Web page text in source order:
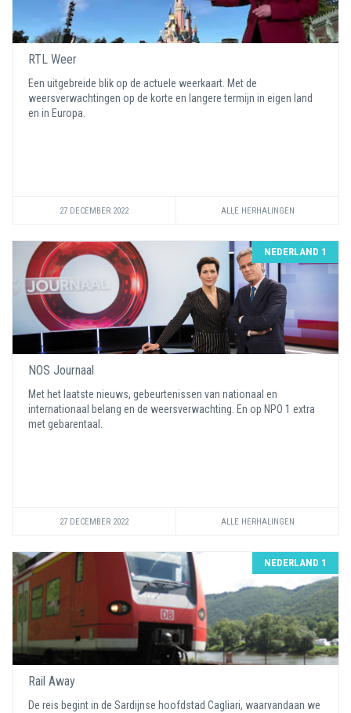
RTL Weer
Een uitgebreide blik op de actuele weerkaart. Met de
weersverwachtingen op de korte en langere termijn in eigen land
en in Europa.
27 DECEMBER 2022 ALLE HERHALINGEN
NEDERLAND 1
NOS Journaal
Met het laatste nieuws, gebeurtenissen van nationaal en
internationaal belang en de weersverwachting. En op NPO 1 extra
met gebarentaal.
27 DECEMBER 2022 ALLE HERHALINGEN
NEDERLAND 1
Rail Away
De reis begint in de Sardijnse hoofdstad Cagliari, waarvandaan we